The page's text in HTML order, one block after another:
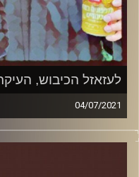
לעזאזל הכיבוש,
04/07/2021
החמוצים – בפעם